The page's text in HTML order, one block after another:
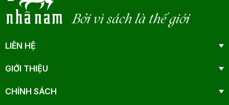
Bởi vì sách là thế giới
LIÊN HỆ
GIỚI THIỆU
CHÍNH SÁCH